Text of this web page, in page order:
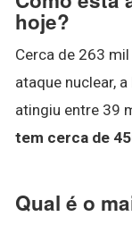
hoje?
Cerca de 263
ataque nuclear,
atingiu entre 39
tem cerca de
Qual é o